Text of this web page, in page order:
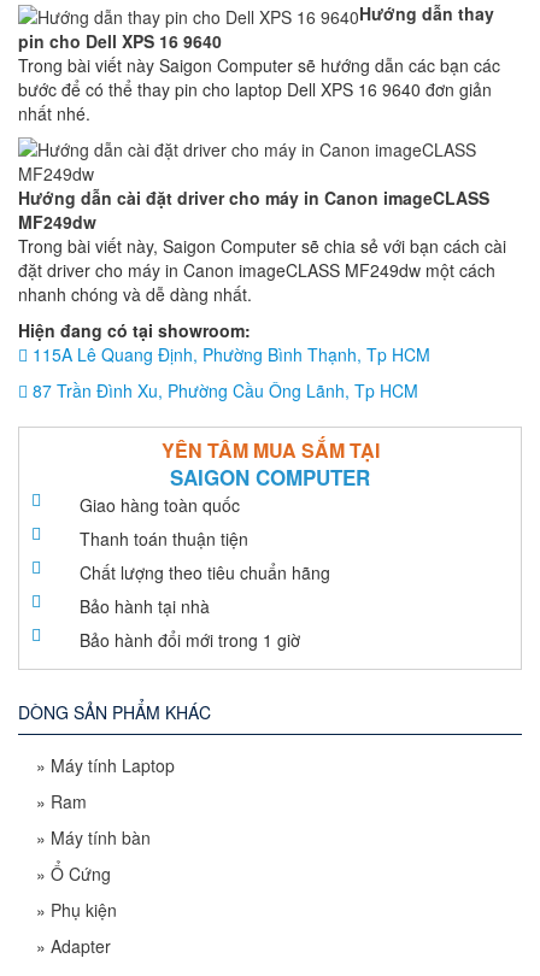
Hướng dẫn thay
pin cho Dell XPS 16 9640
Trong bài viết này Saigon Computer sẽ hướng dẫn các bạn các
bước để có thể thay pin cho laptop Dell XPS 16 9640 đơn giản
nhất nhé.
Hướng dẫn cài đặt driver cho máy in Canon imageCLASS
MF249dw
Trong bài viết này, Saigon Computer sẽ chia sẻ với bạn cách cài
đặt driver cho máy in Canon imageCLASS MF249dw một cách
nhanh chóng và dễ dàng nhất.
Hiện đang có tại showroom:
115A Lê Quang Định, Phường Bình Thạnh, Tp HCM
87 Trần Đình Xu, Phường Cầu Ông Lãnh, Tp HCM
YÊN TÂM MUA SẮM TẠI
SAIGON COMPUTER
Giao hàng toàn quốc
Thanh toán thuận tiện
Chất lượng theo tiêu chuẩn hãng
Bảo hành tại nhà
Bảo hành đổi mới trong 1 giờ
DÒNG SẢN PHẨM KHÁC
» Máy tính Laptop
» Ram
» Máy tính bàn
» Ổ Cứng
» Phụ kiện
» Adapter